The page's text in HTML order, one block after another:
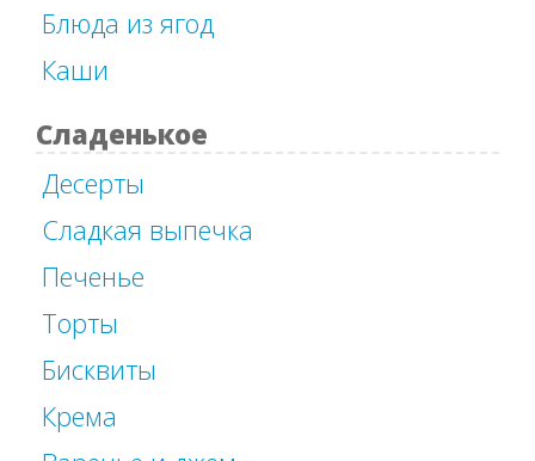
Блюда из ягод
Каши
Сладенькое
Десерты
Сладкая выпечка
Печенье
Торты
Бисквиты
Крема